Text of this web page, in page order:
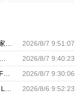
2026/8/7 9:51:07
2026/8/7 9:40:23
2026/8/7 9:30:06
2026/8/6 9:52:23